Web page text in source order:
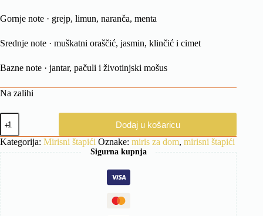
Gornje note · grejp, limun, naranča, menta
Srednje note · muškatni oraščić, jasmin, klinčić i cimet
Bazne note · jantar, pačuli i životinjski mošus
Na zalihi
Mirisni
štapići
Old
Million
Dodaj u košaricu
Kategorija: Mirisni štapići Oznake: miris za dom, mirisni štapići
Sigurna kupnja